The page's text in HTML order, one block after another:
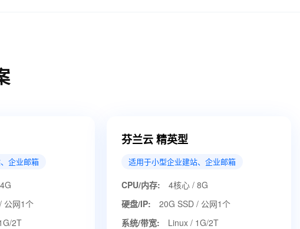
企业邮箱
公网1个
2T
芬兰云 精英型
适用于小型企业建站、企业邮箱
CPU/内存:
4核心 / 8G
硬盘/IP:
20G SSD / 公网1个
系统/带宽:
Linux / 1G/2T